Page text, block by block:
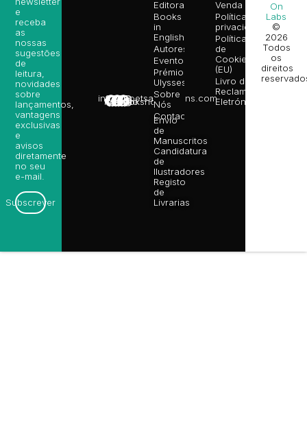
info@poetsandragons.com
Infantil
Adulto
Bookshop
Editora
Books
in
English
Autores
Eventos
Prémio
Ulysses
Sobre
Nós
Contactos
Envio
de
Manuscritos
Candidatura
de
Ilustradores
Registo
de
Livrarias
Venda
Política de
privacidade
Política
de
Cookies
(EU)
Livro de
Reclamações
Eletrónico
e
receba
as
nossas
sugestões
de
leitura,
novidades
sobre
lançamentos,
vantagens
exclusivas
e
avisos
diretamente
no seu
e-mail.
Subscrever
On
Labs
©
2026
Todos
os
direitos